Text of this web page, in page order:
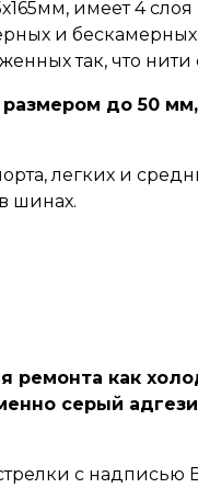
имеет 4
и
так, что
до 50
легких и
шинах.
ремонта как
серый
с